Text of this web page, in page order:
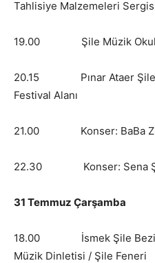
Tahlisiye Malzemeleri Sergisi
19.00 Şile Müzik Okulu
20.15 Pınar Ataer Şile
Festival Alanı
21.00 Konser: BaBa
22.30 Konser: Sena
31 Temmuz Çarşamba
18.00 İsmek Şile Bezi
Müzik Dinletisi / Şile Feneri